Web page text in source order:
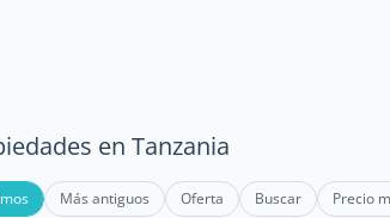
en Tanzania
Más antiguos Oferta Buscar Precio